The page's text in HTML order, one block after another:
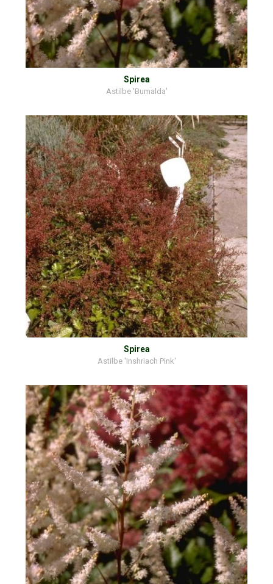
Spirea
Astilbe 'Bumalda'
Spirea
Astilbe 'Inshriach Pink'